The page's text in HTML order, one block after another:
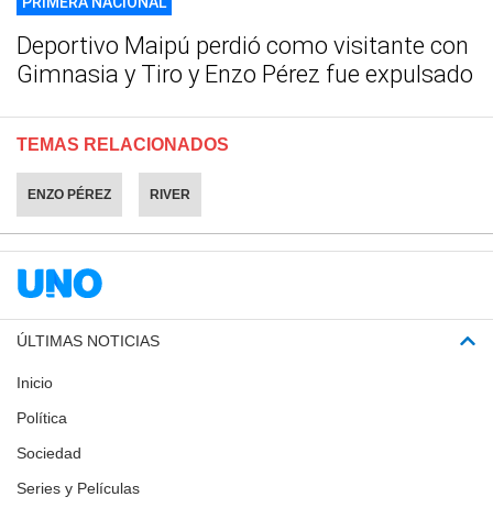
Deportivo Maipú perdió como visitante con
Gimnasia y Tiro y Enzo Pérez fue expulsado
TEMAS RELACIONADOS
ENZO PÉREZ RIVER
ÚLTIMAS NOTICIAS
Inicio
Política
Sociedad
Series y Películas